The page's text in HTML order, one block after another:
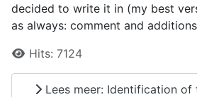
decided to write it in (my best
as always: comment and
Details
Hits: 7124
Lees meer: Identification of